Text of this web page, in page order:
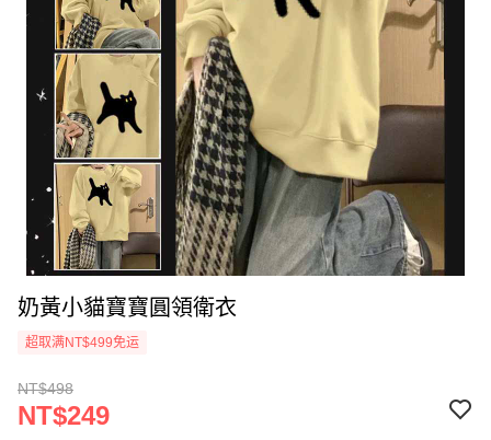
奶黃小貓寶寶圓領衛衣
超取满NT$499免运
NT$498
NT$249